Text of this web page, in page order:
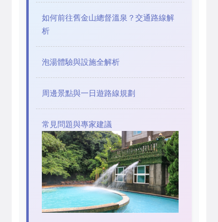
如何前往舊金山總督溫泉？交通路線解
析
泡湯體驗與設施全解析
周邊景點與一日遊路線規劃
常見問題與專家建議